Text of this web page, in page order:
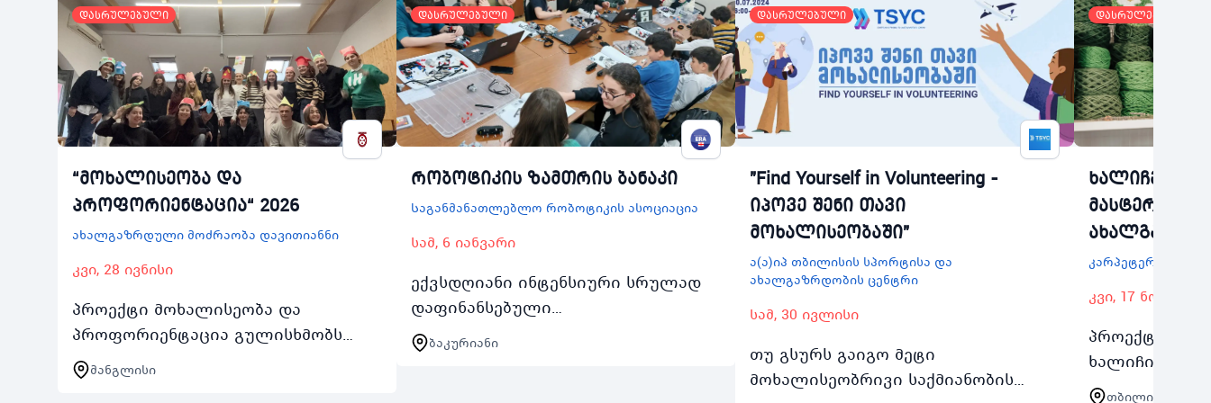
დასრულებული
“მოხალისეობა და
პროფორიენტაცია“ 2026
ახალგაზრდული მოძრაობა დავითიანნი
კვი, 28 ივნისი
პროექტი მოხალისეობა და
პროფორიენტაცია გულისხმობს
თემატურ შემოქმედებით ბანაკის
მოწყობას
მანგლისი
დასრულებული
რობოტიკის ზამთრის ბანაკი
Საგანმანათლებლო რობოტიკის ასოციაცია
სამ, 6 იანვარი
ექვსდღიანი ინტენსიური სრულად
დაფინანსებული
საგანმანათლებლო ბანაკი 1217
წლის 30 თბილისელი
ბაკურიანი
დასრულებული
"Find Yourself in Volunteering -
იპოვე შენი თავი
მოხალისეობაში"
ა(ა)იპ თბილისის სპორტისა და
ახალგაზრდობის ცენტრი
სამ, 30 ივლისი
თუ გსურს გაიგო მეტი
მოხალისეობრივი საქმიანობის
დასრულებული
ხალიჩების
კარპეტერია
კვი, 17 ნოემბერი
პროექტი
ხალიჩის
თბილისი